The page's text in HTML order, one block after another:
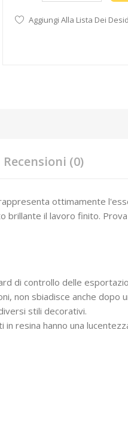
Aggiungi Alla Lista Dei
Recensioni (0)
ottimamente
il lavoro finito.
di controllo delle
non sbiadisce anche dopo
stili decorativi.
resina hanno una